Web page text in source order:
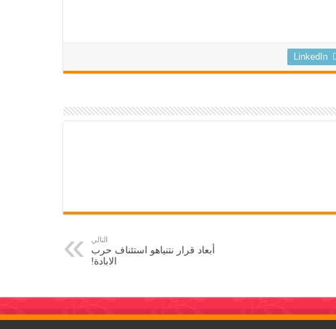
LinkedIn
التالي
أبعاد قرار نتنياهو استئناف حرب
الابادة!